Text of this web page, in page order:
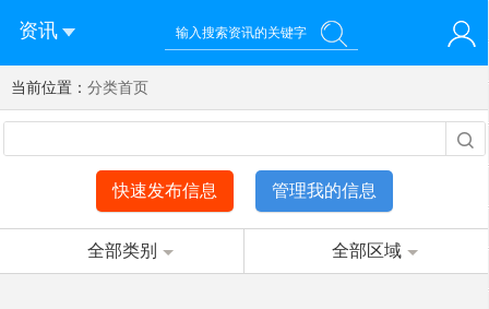
资讯
您好！欢迎来到济南西站棒极网-济南西部新城社区新媒体综
合资讯门户网站
登录 注册 微信快速登录
当前位置： 分类首页
快速发布信息 管理我的信息
全部类别 全部区域